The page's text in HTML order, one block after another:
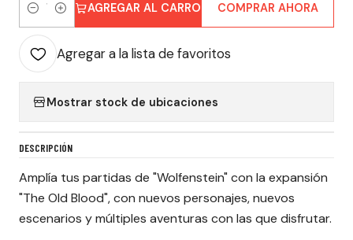
Cantidad
AGREGAR AL CARRO COMPRAR AHORA
Agregar a la lista de favoritos
Mostrar stock de ubicaciones
DESCRIPCIÓN
Amplía tus partidas de "Wolfenstein" con la expansión
"The Old Blood", con nuevos personajes, nuevos
escenarios y múltiples aventuras con las que disfrutar.